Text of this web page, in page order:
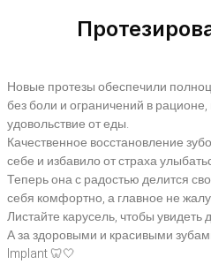
Новые протезы обеспечили
без боли и ограничений в
удовольствие от еды.
Качественное восстановление
себе и избавило от страха
Теперь она с радостью делится
себя комфортно, а главное не
Листайте карусель, чтобы увидеть
А за здоровыми и красивыми
Implant 🦷🤍